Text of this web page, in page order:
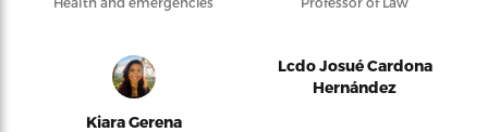
Kiara Gerena
Lcdo Josué Cardona
Hernández